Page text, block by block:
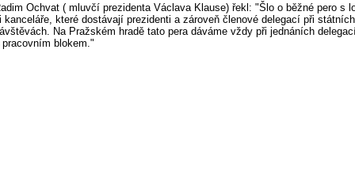
Ochvat ( mluvčí prezidenta Václava Klause) řekl: "Šlo o běžné pero s
kanceláře, které dostávají prezidenti a zároveň členové delegací při státních
Na Pražském hradě tato pera dáváme vždy při jednáních
pracovním blokem."